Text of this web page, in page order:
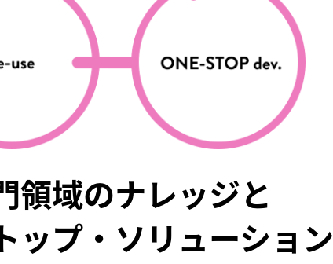
領域のナレッジと
ップ・ソリューション